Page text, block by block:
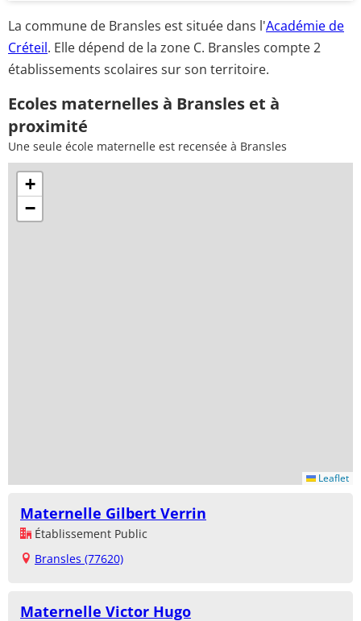
La commune de Bransles est située dans l'Académie de
Créteil. Elle dépend de la zone C. Bransles compte 2
établissements scolaires sur son territoire.
Ecoles maternelles à Bransles et à
proximité
Une seule école maternelle est recensée à Bransles
+
−
Leaflet
Maternelle Gilbert Verrin
Établissement Public
Bransles (77620)
Maternelle Victor Hugo